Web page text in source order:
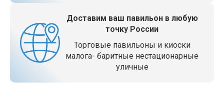
Доставим ваш павильон в любую
точку России
Торговые павильоны и киоски
малога- баритные нестационарные
уличные